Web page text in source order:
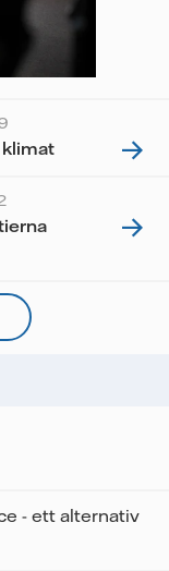
klimat
- ett alternativ